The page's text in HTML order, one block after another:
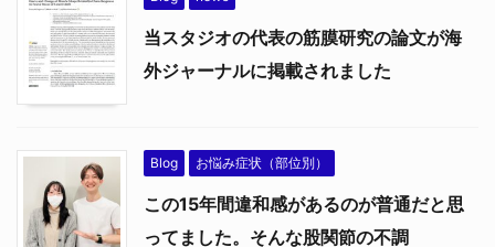
当スタジオの代表の筋膜研究の論文が海
外ジャーナルに掲載されました
Blog お悩み症状（部位別）
この15年間違和感があるのが普通だと思
ってました。そんな股関節の不調